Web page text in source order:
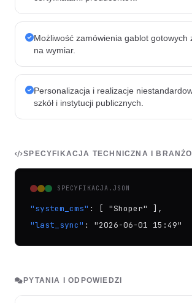
Możliwość zamówienia gablot gotowych
na wymiar.
Personalizacja i realizacje
szkół i instytucji publicznych.
SPECYFIKACJA TECHNICZNA I
SPECYFIKACJA.JSON
"system_cms" : [ "Shoper" ],
"last_sync" : "2026-06-01 15:49"
PYTANIA I ODPOWIEDZI